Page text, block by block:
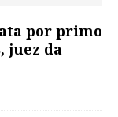
por primo
juez da